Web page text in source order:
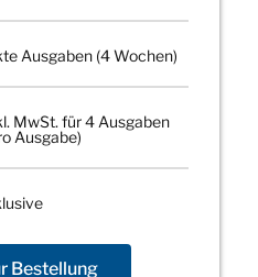
Ausgaben (4 Wochen)
MwSt. für 4 Ausgaben
Ausgabe)
Bestellung